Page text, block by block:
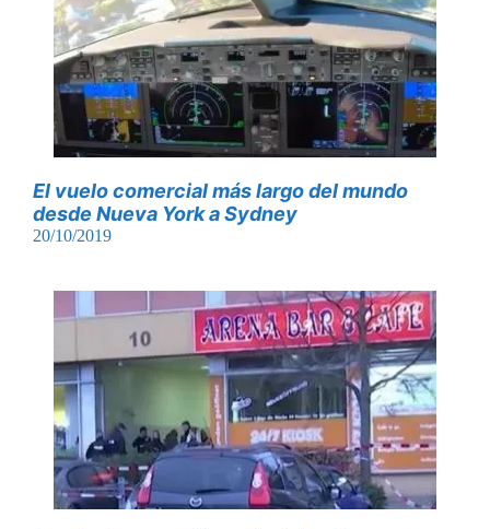
El vuelo comercial más largo del mundo
desde Nueva York a Sydney
20/10/2019